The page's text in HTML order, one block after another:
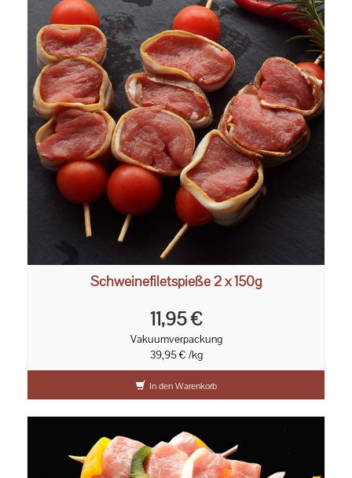
Schweinefiletspieße 2 x 150g
11,95 €
Vakuumverpackung
39,95 € /kg
In den Warenkorb